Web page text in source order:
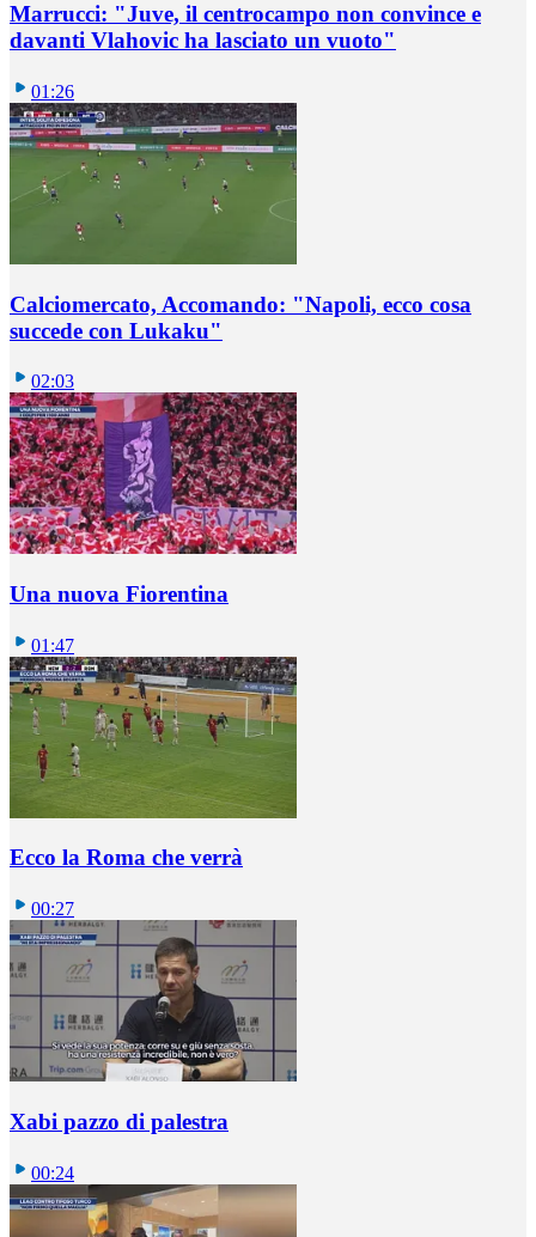
Marrucci: "Juve, il centrocampo non convince e
davanti Vlahovic ha lasciato un vuoto"
01:26
Calciomercato, Accomando: "Napoli, ecco cosa
succede con Lukaku"
02:03
Una nuova Fiorentina
01:47
Ecco la Roma che verrà
00:27
Xabi pazzo di palestra
00:24